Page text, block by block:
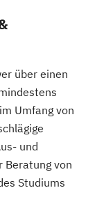
über einen
Umfang von
und
Beratung von
Studiums